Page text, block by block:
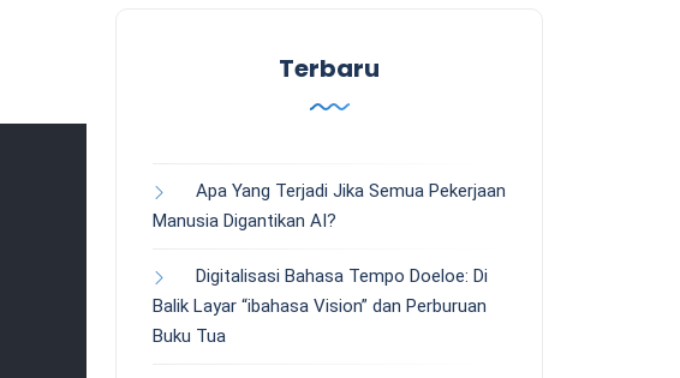
Terbaru
Apa Yang Terjadi Jika Semua Pekerjaan
Manusia Digantikan AI?
Digitalisasi Bahasa Tempo Doeloe: Di
Balik Layar “ibahasa Vision” dan Perburuan
Buku Tua